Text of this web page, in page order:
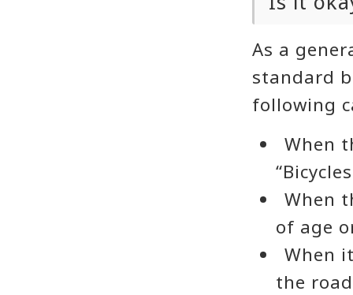
As a
standard
following
When
When
of age
When
the